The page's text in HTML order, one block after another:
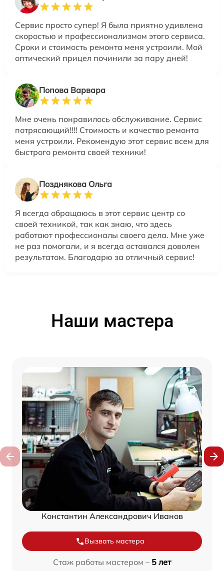
Сервис просто супер! Я была приятно удивлена
скоростью и профессионализмом этого сервиса.
Сроки и стоимость ремонта меня устроили. Мой
оптический прицел починили за пару дней!
Попова Варвара
Мне очень понравилось обслуживание. Сервис
потрясающий!!!! Стоимость и качество ремонта
меня устроили. Рекомендую этот сервис всем для
быстрого ремонта своей техники!
Позднякова Ольга
Я всегда обращаюсь в этот сервис центр со
своей техникой, так как знаю, что здесь
работают профессионалы своего дела. Мне уже
не раз помогали, и я всегда оставался доволен
результатом. Благодарю за отличный сервис!
Наши мастера
Константин Александрович Иванов
Вызвать мастера
Стаж работы мастером – 5 лет